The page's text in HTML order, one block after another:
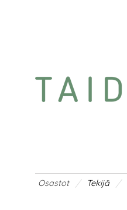
Osastot / Tekijä /